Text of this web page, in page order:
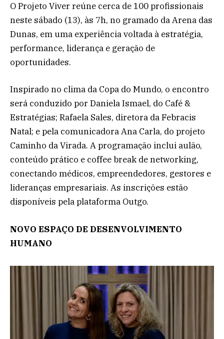
O Projeto Viver reúne cerca de 100 profissionais
neste sábado (13), às 7h, no gramado da Arena das
Dunas, em uma experiência voltada à estratégia,
performance, liderança e geração de
oportunidades.
Inspirado no clima da Copa do Mundo, o encontro
será conduzido por Daniela Ismael, do Café &
Estratégias; Rafaela Sales, diretora da Febracis
Natal; e pela comunicadora Ana Carla, do projeto
Caminho da Virada. A programação inclui aulão,
conteúdo prático e coffee break de networking,
conectando médicos, empreendedores, gestores e
lideranças empresariais. As inscrições estão
disponíveis pela plataforma Outgo.
NOVO ESPAÇO DE DESENVOLVIMENTO
HUMANO